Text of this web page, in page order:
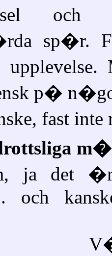
och
sp�r.
p�
fast
ja det
och